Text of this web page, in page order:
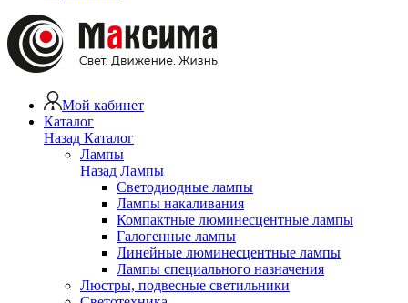
Мой кабинет
Каталог
Назад Каталог
Лампы
Назад Лампы
Светодиодные лампы
Лампы накаливания
Компактные люминесцентные лампы
Галогенные лампы
Линейные люминесцентные лампы
Лампы специального назначения
Люстры, подвесные светильники